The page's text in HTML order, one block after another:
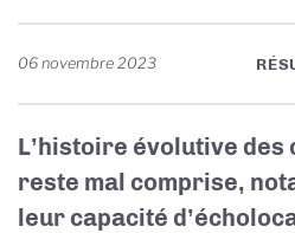
06 novembre 2023
L’histoire évolutive des
reste mal comprise,
leur capacité